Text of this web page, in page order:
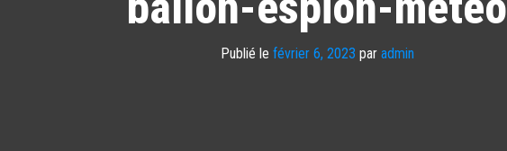
Publié le février 6, 2023 par admin